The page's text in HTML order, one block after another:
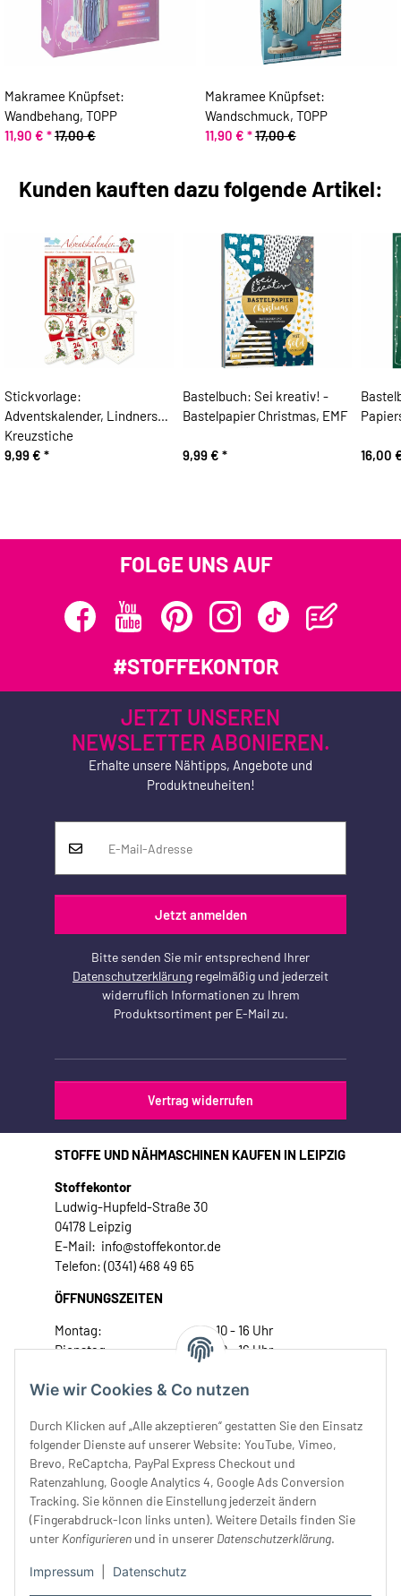
Wie wir Cookies & Co nutzen
Durch Klicken auf „Alle akzeptieren“ gestatten Sie den Einsatz
folgender Dienste auf unserer Website: YouTube, Vimeo,
Brevo, ReCaptcha, PayPal Express Checkout und
Ratenzahlung, Google Analytics 4, Google Ads Conversion
Tracking. Sie können die Einstellung jederzeit ändern
(Fingerabdruck-Icon links unten). Weitere Details finden Sie
unter Konfigurieren und in unserer Datenschutzerklärung.
Impressum Datenschutz
Makramee Knüpfset:
Wandbehang, TOPP
11,90 € *17,00 €
Makramee Knüpfset:
Wandschmuck, TOPP
11,90 € *17,00 €
Kunden kauften dazu folgende Artikel:
Stickvorlage:
Adventskalender, Lindners
Kreuzstiche
9,99 € *
Bastelbuch: Sei kreativ! -
Bastelpapier Christmas, EMF
9,99 € * 16,00
FOLGE UNS AUF
#STOFFEKONTOR
JETZT UNSEREN
NEWSLETTER ABONIEREN.
Erhalte unsere Nähtipps, Angebote und
Produktneuheiten!
Jetzt anmelden
Bitte senden Sie mir entsprechend Ihrer
Datenschutzerklärung regelmäßig und jederzeit
widerruflich Informationen zu Ihrem
Produktsortiment per E-Mail zu.
Vertrag widerrufen
STOFFE UND NÄHMASCHINEN KAUFEN IN LEIPZIG
Stoffekontor
Ludwig-Hupfeld-Straße 30
04178 Leipzig
E-Mail: info@stoffekontor.de
Telefon: (0341) 468 49 65
ÖFFNUNGSZEITEN
Montag:
10 - 16 Uhr
Dienstag:
10 - 16 Uhr
Donnerstag:
10 - 18 Uhr
Samstag:
10 - 14 Uhr
Unser Service
Rechtliches